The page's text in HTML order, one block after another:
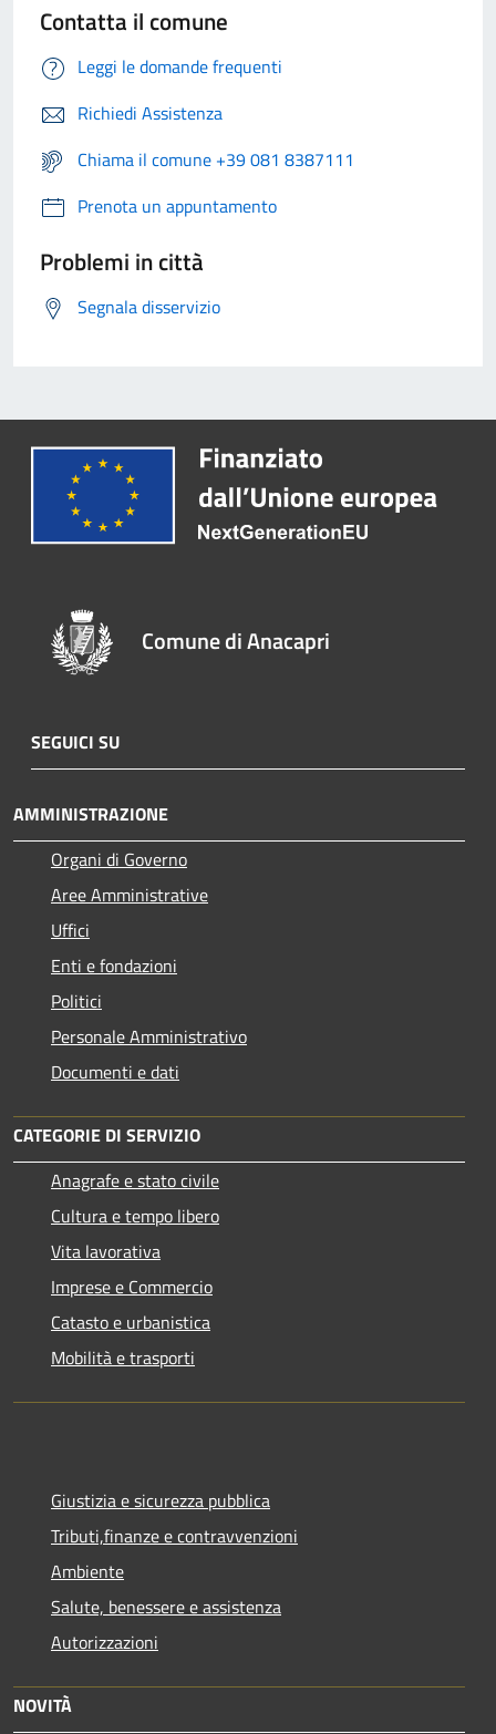
Contatta il comune
Leggi le domande frequenti
Richiedi Assistenza
Chiama il comune +39 081 8387111
Prenota un appuntamento
Problemi in città
Segnala disservizio
Comune di Anacapri
SEGUICI SU
AMMINISTRAZIONE
Organi di Governo
Aree Amministrative
Uffici
Enti e fondazioni
Politici
Personale Amministrativo
Documenti e dati
CATEGORIE DI SERVIZIO
Anagrafe e stato civile
Cultura e tempo libero
Vita lavorativa
Imprese e Commercio
Catasto e urbanistica
Mobilità e trasporti
Giustizia e sicurezza pubblica
Tributi,finanze e contravvenzioni
Ambiente
Salute, benessere e assistenza
Autorizzazioni
NOVITÀ